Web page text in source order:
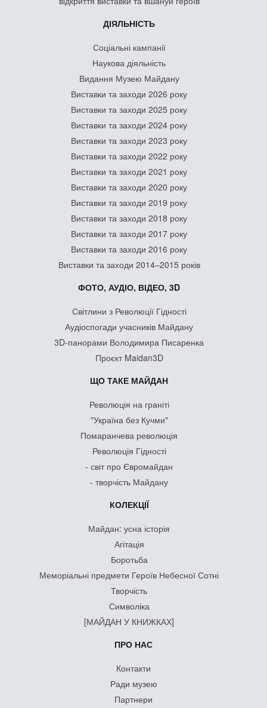
ДІЯЛЬНІСТЬ
Соціальні кампанії
Наукова діяльність
Видання Музею Майдану
Виставки та заходи 2026 року
Виставки та заходи 2025 року
Виставки та заходи 2024 року
Виставки та заходи 2023 року
Виставки та заходи 2022 року
Виставки та заходи 2021 року
Виставки та заходи 2020 року
Виставки та заходи 2019 року
Виставки та заходи 2018 року
Виставки та заходи 2017 року
Виставки та заходи 2016 року
Виставки та заходи 2014–2015 років
ФОТО, АУДІО, ВІДЕО, 3D
Світлини з Революції Гідності
Аудіоспогади учасників Майдану
3D-панорами Володимира Писаренка
Проєкт Maidan3D
ЩО ТАКЕ МАЙДАН
Революція на граніті
"Україна без Кучми"
Помаранчева революція
Революція Гідності
- світ про Євромайдан
- творчість Майдану
КОЛЕКЦІЇ
Майдан: усна історія
Агітація
Боротьба
Меморіальні предмети Героїв Небесної Сотні
Творчість
Символіка
[МАЙДАН У КНИЖКАХ]
ПРО НАС
Контакти
Ради музею
Партнери